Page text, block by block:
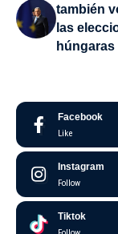
también
las
húngaras
Facebook
Like
Instagram
Follow
Tiktok